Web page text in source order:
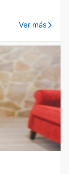
Ver más